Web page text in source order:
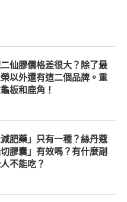
仙膠價格差很大？除了最
以外還有這二個品牌。重
板和鹿角！
肥藥」只有一種？絲丹蔻
切膠囊」有效嗎？有什麼副
不能吃？